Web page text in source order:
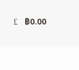
฿0.00